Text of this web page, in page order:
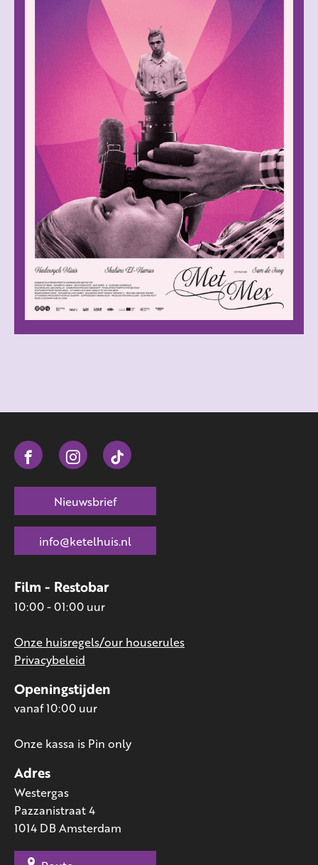
Adres
Westergas
Pazzanistraat 4
1014 DB Amsterdam
Openingstijden
vanaf 10:00 uur
Onze kassa is Pin only
Film - Restobar
10:00 - 01:00 uur
Onze huisregels/our houserules
Privacybeleid
Nieuwsbrief
info@ketelhuis.nl